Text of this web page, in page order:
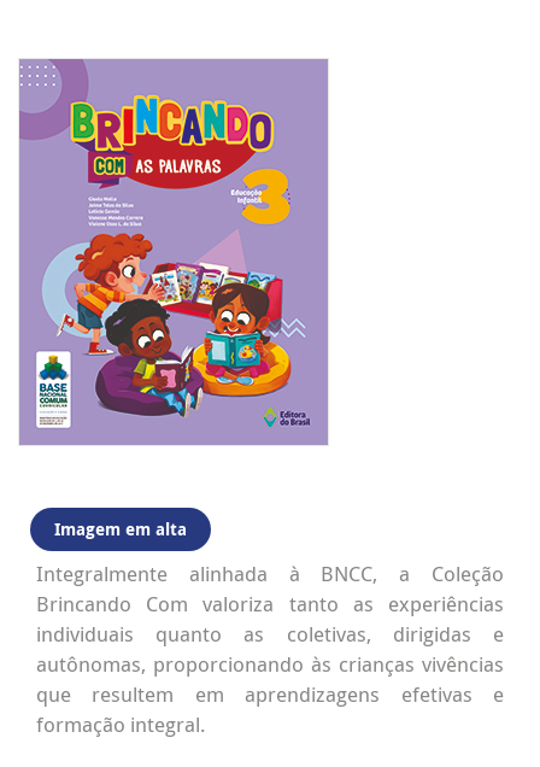
Imagem em alta
Integralmente alinhada à BNCC, a Coleção
Brincando Com valoriza tanto as experiências
individuais quanto as coletivas, dirigidas e
autônomas, proporcionando às crianças vivências
que resultem em aprendizagens efetivas e
formação integral.